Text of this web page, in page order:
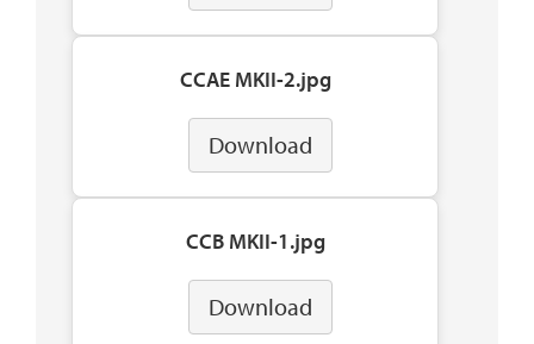
CCAE MKII-2.jpg
Download
CCB MKII-1.jpg
Download